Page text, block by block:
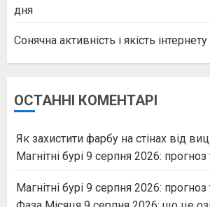
дня
Сонячна активність і якість
ОСТАННІ КОМЕНТАРІ
Як захистити фарбу на стінах від
Магнітні бурі 9 серпня 2026:
Магнітні бурі 9 серпня 2026: